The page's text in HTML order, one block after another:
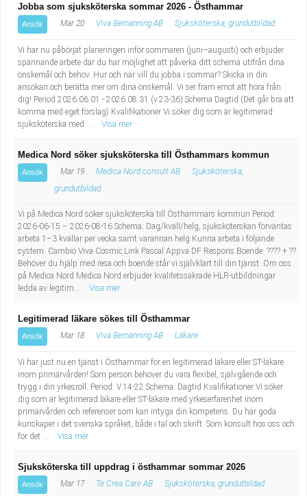
Jobba som sjuksköterska sommar 2026 - Östhammar
Ansök Mar 20 Viva Bemanning AB Sjuksköterska, grundutbildad
Vi har nu påbörjat planeringen inför sommaren (juni–augusti) och erbjuder
spännande arbete där du har möjlighet att påverka ditt schema utifrån dina
önskemål och behov. Hur och när vill du jobba i sommar? Skicka in din
ansökan och berätta mer om dina önskemål. Vi ser fram emot att höra från
dig! Period 2026.06.01 - 2026.08.31 (v.23-36) Schema Dagtid (Det går bra att
komma med eget förslag) Kvalifikationer Vi söker dig som är legitimerad
sjuksköterska med ...
Visa mer
Medica Nord söker sjuksköterska till Östhammars kommun
Ansök Mar 19 Medica Nord consult AB
Sjuksköterska,
grundutbildad
Vi på Medica Nord söker sjuksköterska till Östhammars kommun Period:
2026-06-15 – 2026-08-16 Schema: Dag/kväll/helg, sjuksköterskan förväntas
arbeta 1–3 kvällar per vecka samt varannan helg Kunna arbeta i följande
system: Cambio Viva Cosmic Link Pascal Appva DF Respons Boende: ???? + ??
Behöver du hjälp med resa och boende står vi självklart till din tjänst. Om oss
på Medica Nord Medica Nord erbjuder kvalitetssäkrade HLR-utbildningar
ledda av legitim...
Visa mer
Legitimerad läkare sökes till Östhammar
Ansök Mar 18 Viva Bemanning AB Läkare
Vi har just nu en tjänst i Östhammar för en legitimerad läkare eller ST-läkare
inom primärvården! Som person behöver du vara flexibel, självgående och
trygg i din yrkesroll. Period: V.14-22 Schema: Dagtid Kvalifikationer Vi söker
dig som är legitimerad läkare eller ST-läkare med yrkeserfarenhet inom
primärvården och referenser som kan intyga din kompetens. Du har goda
kunskaper i det svenska språket, både i tal och skrift. Som konsult hos oss och
för det ...
Visa mer
Sjuksköterska till uppdrag i östhammar sommar 2026
Ansök Mar 17 Te Crea Care AB Sjuksköterska, grundutbildad